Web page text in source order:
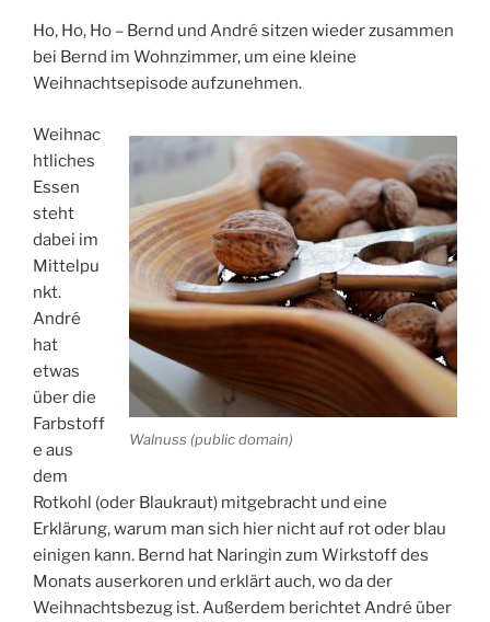
Ho, Ho, Ho – Bernd und André sitzen wieder zusammen
bei Bernd im Wohnzimmer, um eine kleine
Weihnachtsepisode aufzunehmen.
Walnuss (public domain)
Weihnac
htliches
Essen
steht
dabei im
Mittelpu
nkt.
André
hat
etwas
über die
Farbstoff
e aus
dem
Rotkohl (oder Blaukraut) mitgebracht und eine
Erklärung, warum man sich hier nicht auf rot oder blau
einigen kann. Bernd hat Naringin zum Wirkstoff des
Monats auserkoren und erklärt auch, wo da der
Weihnachtsbezug ist. Außerdem berichtet André über